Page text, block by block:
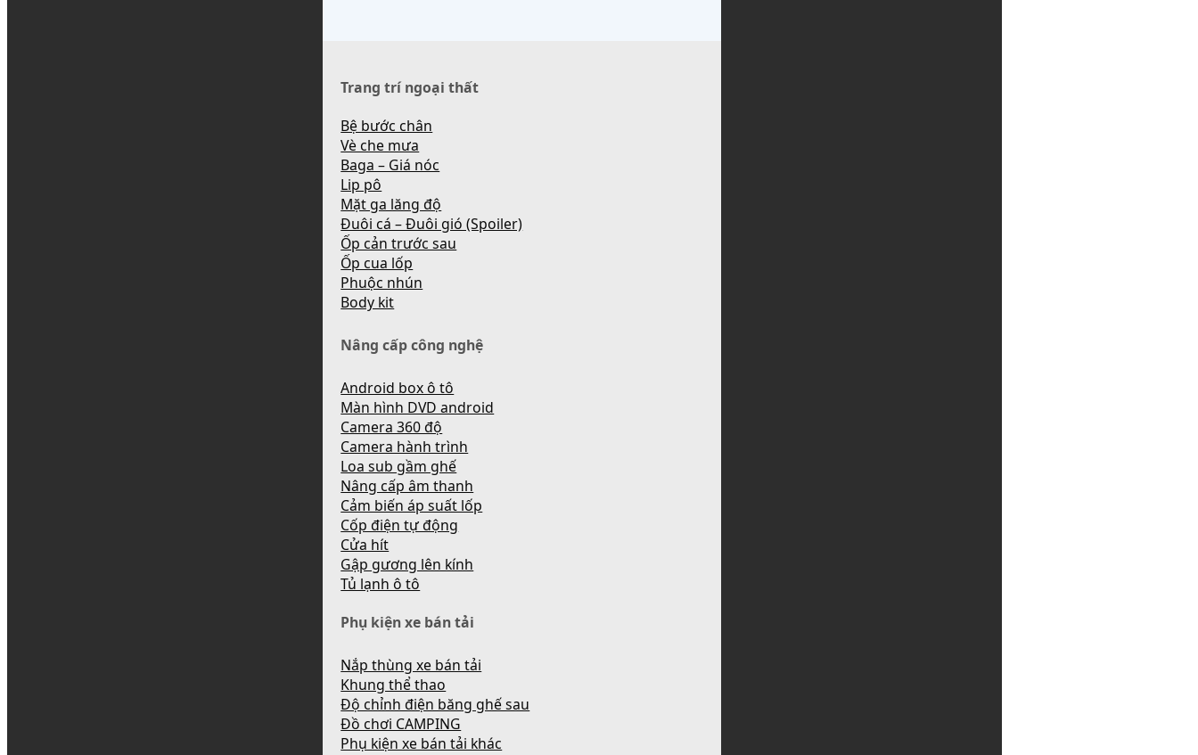
Trang trí ngoại thất
Bệ bước chân
Vè che mưa
Baga – Giá nóc
Lip pô
Mặt ga lăng độ
Đuôi cá – Đuôi gió (Spoiler)
Ốp cản trước sau
Ốp cua lốp
Phuộc nhún
Body kit
Nâng cấp công nghệ
Android box ô tô
Màn hình DVD android
Camera 360 độ
Camera hành trình
Loa sub gầm ghế
Nâng cấp âm thanh
Cảm biến áp suất lốp
Cốp điện tự động
Cửa hít
Gập gương lên kính
Tủ lạnh ô tô
Phụ kiện xe bán tải
Nắp thùng xe bán tải
Khung thể thao
Độ chỉnh điện băng ghế sau
Đồ chơi CAMPING
Phụ kiện xe bán tải khác